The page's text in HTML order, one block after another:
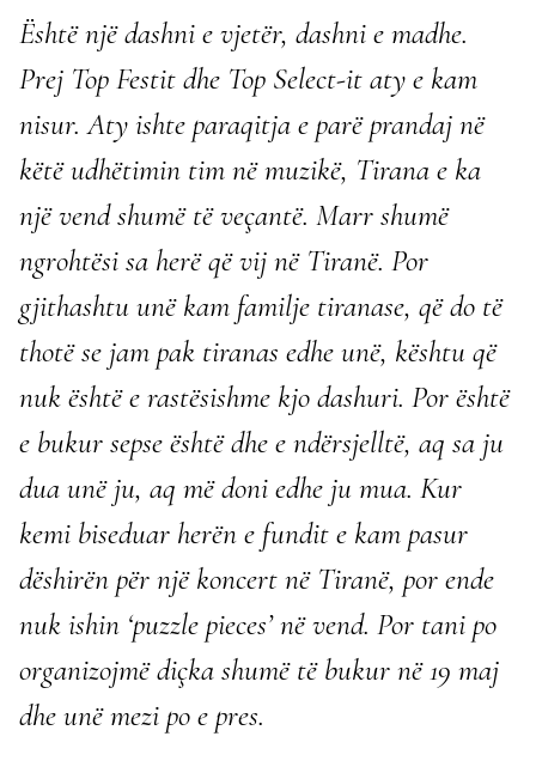
Është një dashni e vjetër, dashni e madhe.
Prej Top Festit dhe Top Select-it aty e kam
nisur. Aty ishte paraqitja e parë prandaj në
këtë udhëtimin tim në muzikë, Tirana e ka
një vend shumë të veçantë. Marr shumë
ngrohtësi sa herë që vij në Tiranë. Por
gjithashtu unë kam familje tiranase, që do të
thotë se jam pak tiranas edhe unë, kështu që
nuk është e rastësishme kjo dashuri. Por është
e bukur sepse është dhe e ndërsjelltë, aq sa ju
dua unë ju, aq më doni edhe ju mua. Kur
kemi biseduar herën e fundit e kam pasur
dëshirën për një koncert në Tiranë, por ende
nuk ishin ‘puzzle pieces’ në vend. Por tani po
organizojmë diçka shumë të bukur në 19 maj
dhe unë mezi po e pres.